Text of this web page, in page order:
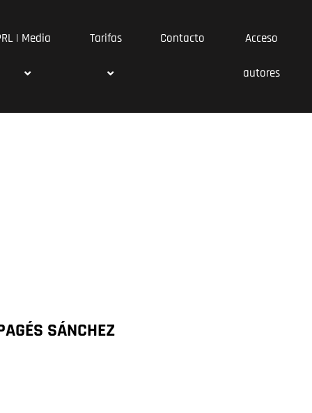
| Media Tarifas Contacto Acceso
autores
SÁNCHEZ